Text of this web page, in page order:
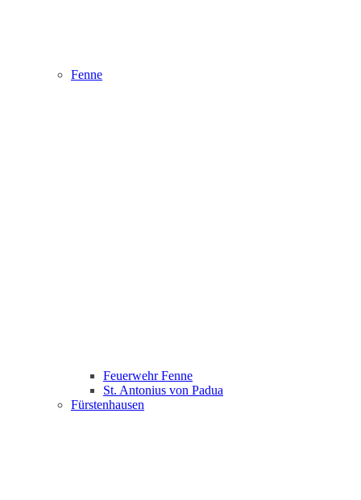
Fenne
Feuerwehr Fenne
St. Antonius von Padua
Fürstenhausen